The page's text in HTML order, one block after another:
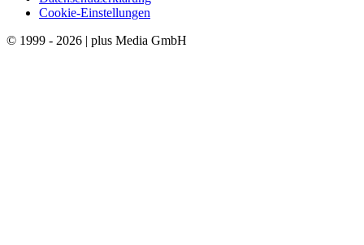
Cookie-Einstellungen
© 1999 - 2026 | plus Media GmbH